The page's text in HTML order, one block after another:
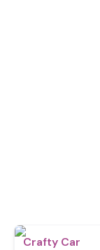
Crafty Car